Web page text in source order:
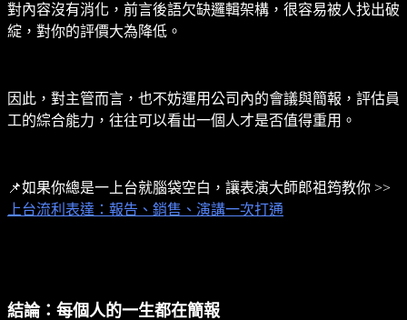
對內容沒有消化，前言後語欠缺邏輯架構，很容易被人找出破
綻，對你的評價大為降低。
因此，對主管而言，也不妨運用公司內的會議與簡報，評估員
工的綜合能力，往往可以看出一個人才是否值得重用。
📌如果你總是一上台就腦袋空白，讓表演大師郎祖筠教你 >>
上台流利表達：報告、銷售、演講一次打通
結論：每個人的一生都在簡報